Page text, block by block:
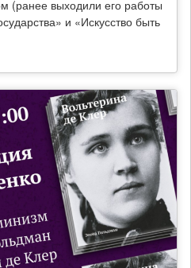
(ранее выходили его работы
и «Искусство быть